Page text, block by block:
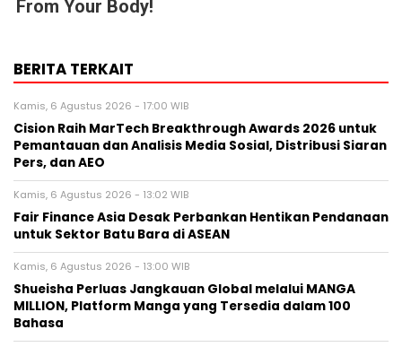
From Your Body!
BERITA TERKAIT
Kamis, 6 Agustus 2026 - 17:00 WIB
Cision Raih MarTech Breakthrough Awards 2026 untuk
Pemantauan dan Analisis Media Sosial, Distribusi Siaran
Pers, dan AEO
Kamis, 6 Agustus 2026 - 13:02 WIB
Fair Finance Asia Desak Perbankan Hentikan Pendanaan
untuk Sektor Batu Bara di ASEAN
Kamis, 6 Agustus 2026 - 13:00 WIB
Shueisha Perluas Jangkauan Global melalui MANGA
MILLION, Platform Manga yang Tersedia dalam 100
Bahasa